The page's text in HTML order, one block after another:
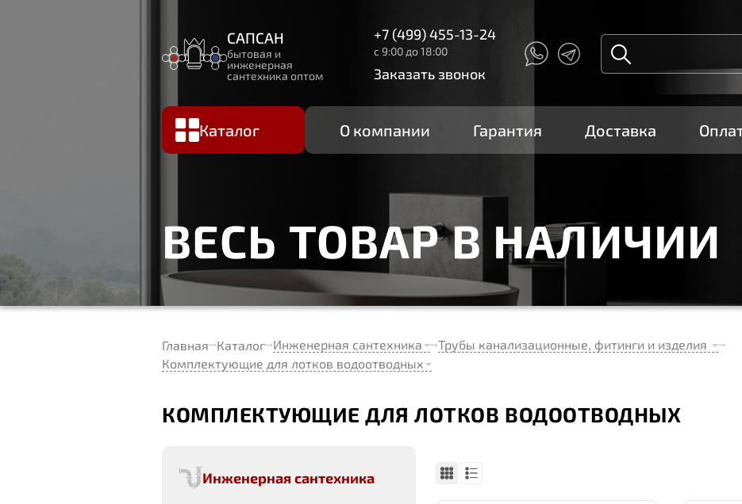
САПСАН
бытовая и
инженерная
сантехника оптом
+7 (499) 455-13-24
с 9:00 до 18:00
Заказать звонок
Каталог О компании Гарантия Доставка
ВЕСЬ ТОВАР В НАЛИЧИИ
Главная Каталог Инженерная сантехника
Трубы канализационные, фитинги и изделия
Комплектующие для лотков водоотводных
КОМПЛЕКТУЮЩИЕ ДЛЯ ЛОТКОВ ВОДООТВОДНЫХ
Инженерная сантехника